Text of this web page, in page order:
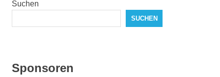
Suchen
SUCHEN
Sponsoren